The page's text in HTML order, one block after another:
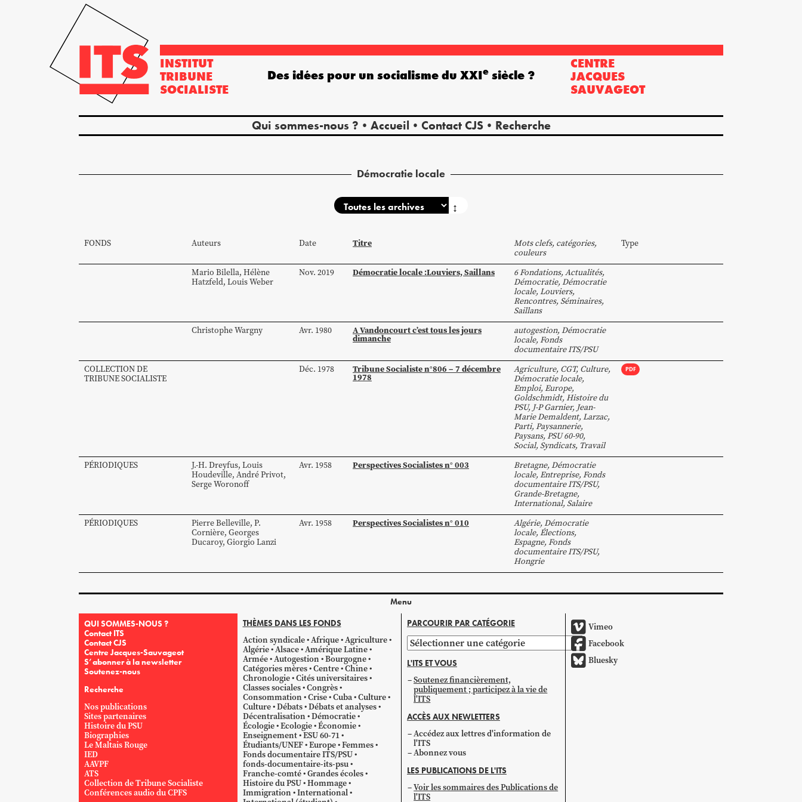
INSTITUT
TRIBUNE
SOCIALISTE
CENTRE
JACQUES
SAUVAGEOT
Qui sommes-nous ? Accueil Contact CJS Recherche
Des idées pour un socialisme du XXIe siècle ?
Démocratie locale
↕
FONDS Auteurs Date Titre
Mots clefs, catégories,
couleurs
Type
Mario Bilella, Hélène
Hatzfeld, LouisWeber
Nov. 2019 Démocratie locale :Louviers, Saillans 6 Fondations, Actualités,
Démocratie, Démocratie
locale, Louviers,
Rencontres, Séminaires,
Saillans
ChristopheWargny Avr. 1980 A Vandoncourt c’est tous les jours
dimanche
autogestion, Démocratie
locale, Fonds
documentaire ITS/PSU
COLLECTION DE
TRIBUNE SOCIALISTE
Déc. 1978 Tribune Socialiste n°806 – 7 décembre
1978
Agriculture, CGT, Culture,
Démocratie locale,
Emploi, Europe,
Goldschmidt, Histoire du
PSU, J-P Garnier, Jean-
Marie Demaldent, Larzac,
Parti, Paysannerie,
Paysans, PSU 60-90,
Social, Syndicats, Travail
PDF
PÉRIODIQUES J.-H. Dreyfus, Louis
Houdeville, AndréPrivot,
SergeWoronoff
Avr. 1958 Perspectives Socialistes n° 003 Bretagne, Démocratie
locale, Entreprise, Fonds
documentaire ITS/PSU,
Grande-Bretagne,
International, Salaire
PÉRIODIQUES
PierreBelleville, P.
Cornière, Georges
Ducaroy, Giorgio Lanzi
Avr. 1958 Perspectives Socialistes n° 010 Algérie, Démocratie
locale, Élections,
Espagne, Fonds
documentaire ITS/PSU,
Hongrie
Menu
QUI SOMMES-NOUS ?
Contact ITS
Contact CJS
Centre Jacques-Sauvageot
S’abonner à la newsletter
Soutenez-nous
Recherche
Nos publications
Sites partenaires
Histoire du PSU
Biographies
Le Maltais Rouge
IED
AAVPF
ATS
Collection de Tribune Socialiste
Conférences audio du CPFS
THÈMES DANS LES FONDS
Action syndicale Afrique Agriculture
Algérie Alsace Amérique Latine
Armée Autogestion Bourgogne
Catégories mères Centre Chine
Chronologie Cités universitaires
Classes sociales Congrès
Consommation Crise Cuba Culture
Culture Débats Débats et analyses
Décentralisation Démocratie
Écologie Ecologie Économie
Enseignement ESU 60-71
Étudiants/UNEF Europe Femmes
Fonds documentaire ITS/PSU
fonds-documentaire-its-psu
Franche-comté Grandes écoles
Histoire du PSU Hommage
Immigration International
PARCOURIR PAR CATÉGORIE
Parcourir
par
catégorie
L'ITS ET VOUS
Soutenez financièrement,
publiquement ; participez à la vie de
l'ITS
ACCÈS AUX NEWLETTERS
Accédez aux lettres d'information de
l'ITS
Abonnez vous
LES PUBLICATIONS DE L'ITS
Voir les sommaires des Publications de
l'ITS
Vimeo
Facebook
Bluesky